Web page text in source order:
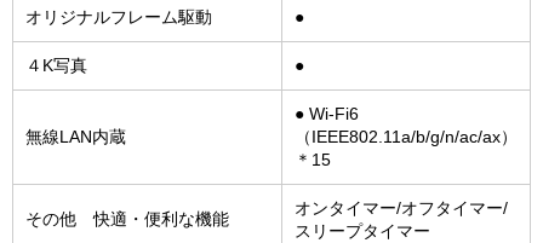
オリジナルフレーム駆動 ●
４K写真 ●
無線LAN内蔵
● Wi-Fi6
（IEEE802.11a/b/g/n/ac/ax）
＊15
その他 快適・便利な機能
オンタイマー/オフタイマー/
スリープタイマー